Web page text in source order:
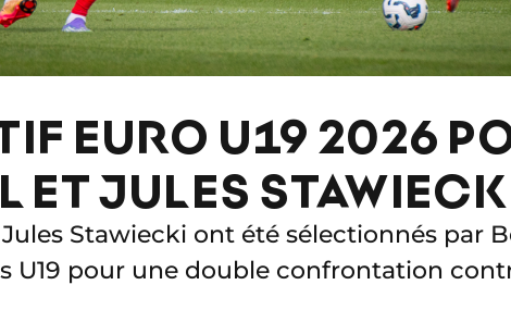
EURO U19 2026
ET JULES
Stawiecki ont été sélectionnés par
U19 pour une double confrontation